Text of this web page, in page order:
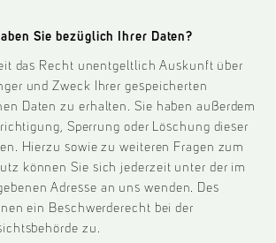
Sie bezüglich Ihrer Daten?
das Recht unentgeltlich Auskunft über
und Zweck Ihrer gespeicherten
Daten zu erhalten. Sie haben außerdem
Sperrung oder Löschung dieser
Hierzu sowie zu weiteren Fragen zum
können Sie sich jederzeit unter der im
Adresse an uns wenden. Des
ein Beschwerderecht bei der
zu.